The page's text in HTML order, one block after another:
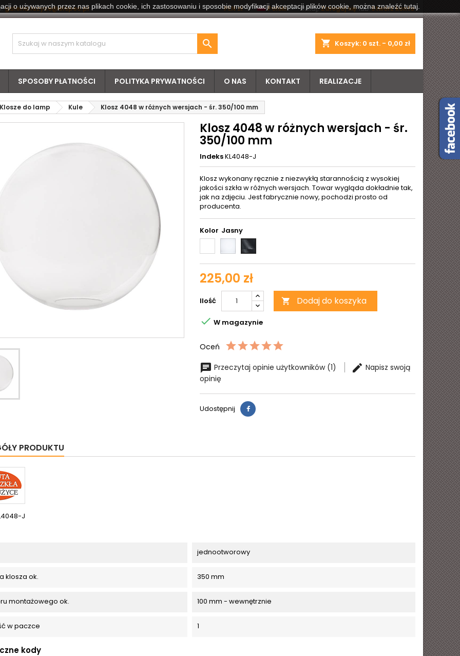
galeria.luzyce@elspec.pl Witaj, Zaloguj się lub Stwórz konto
Polski
PLN zł
shopping_cart Koszyk: 0 szt. - 0,00 zł

SPOSOBY PŁATNOŚCI POLITYKA PRYWATNOŚCI O NAS KONTAKT REALIZACJE
Klosze do lamp Kule Klosz 4048 w różnych wersjach - śr. 350/100 mm
Klosz 4048 w różnych wersjach - śr.
350/100 mm
IndeksKL4048-J
Klosz wykonany ręcznie z niezwykłą starannością z wysokiej
jakości szkła w różnych wersjach. Towar wygląda dokładnie tak,
jak na zdjęciu. Jest fabrycznie nowy, pochodzi prosto od
producenta.
Kolor
błyszczący
Biały
matowy
225,00 zł
Ilość  Dodaj do koszyka
 W magazynie
Oceń
Przeczytaj opinie użytkowników (1)
Napisz swoją
opinię
Udostępnij
PRODUKTU
J
jednootworowy
klosza ok. 350 mm
montażowego ok. 100 mm - wewnętrznie
w paczce 1
kody
o używanych przez nas plikach cookie, ich zastosowaniu i sposobie modyfikacji akceptacji plików cookie, można znaleźć tutaj.